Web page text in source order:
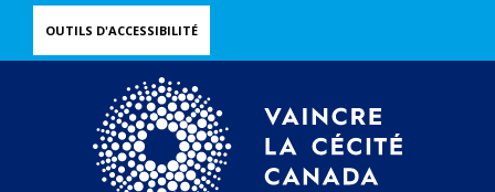
Skip
to
OUTILS D'ACCESSIBILITÉ